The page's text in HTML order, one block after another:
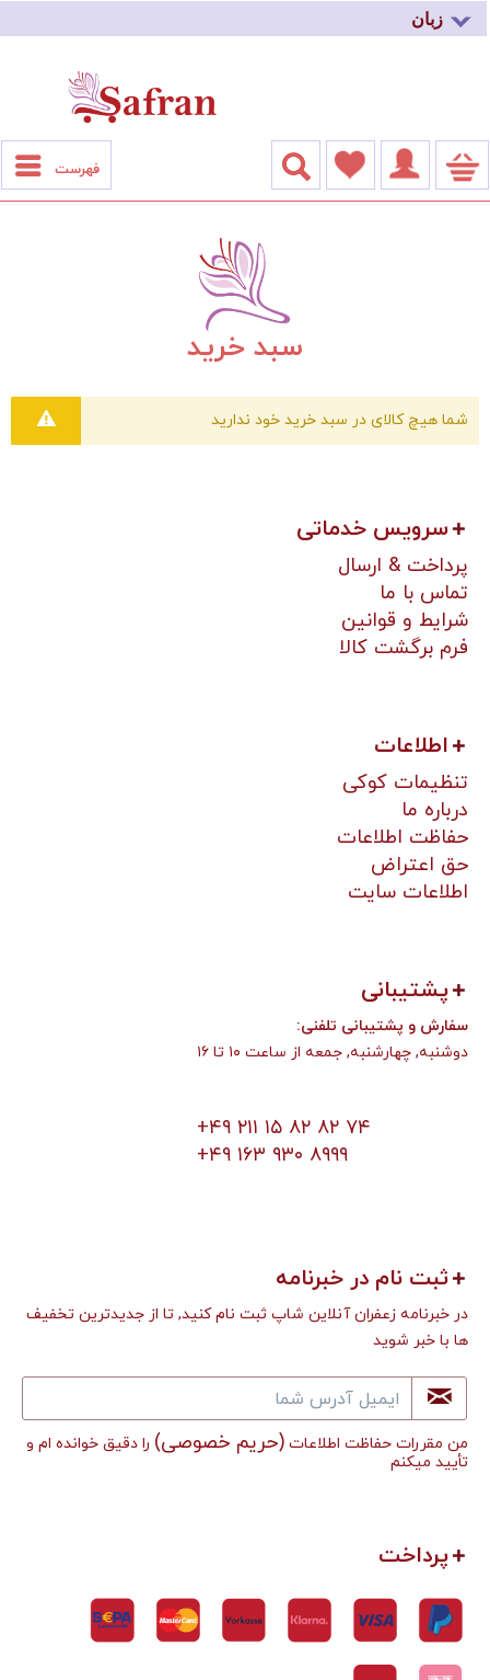
زبان
فهرست
سبد خرید
شما هیچ کالای در سبد خرید خود ندارید
سرویس خدماتی
پرداخت & ارسال
تماس با ما
شرایط و قوانین
فرم برگشت کالا
اطلاعات
تنظیمات کوکی
درباره ما
حفاظت اطلاعات
حق اعتراض
اطلاعات سایت
پشتیبانی
:سفارش و پشتیبانی تلفنی
دوشنبه, چهارشنبه, جمعه از ساعت ۱۰ تا ۱۶
+۴۹ ۲۱۱ ۱۵ ۸۲ ۸۲ ۷۴
+۴۹ ۱۶۳ ۹۳۰ ۸۹۹۹
ثبت نام در خبرنامه
در خبرنامه زعفران آنلاین شاپ ثبت نام کنید, تا از جدیدترین تخفیف
ها با خبر شوید
من مقررات حفاظت اطلاعات (حریم خصوصی) را دقیق خوانده ام و
تأييد میکنم
پرداخت